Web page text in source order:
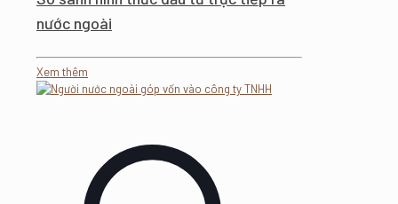
nước ngoài
Xem thêm